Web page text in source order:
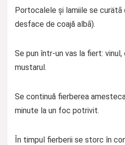
Portocalele și lamiile se curätã
desface de coajă albã).
Se pun într-un vas la fiert:
mustarul.
Se continuă fierberea
minute la un foc potrivit.
În timpul fierberii se storc în